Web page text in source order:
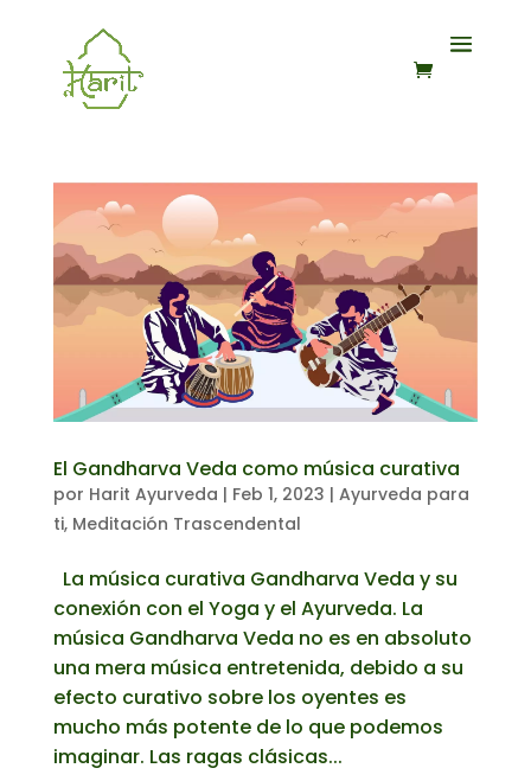
El Gandharva Veda como música curativa
por Harit Ayurveda | Feb 1, 2023 | Ayurveda para
ti, Meditación Trascendental
La música curativa Gandharva Veda y su
conexión con el Yoga y el Ayurveda. La
música Gandharva Veda no es en absoluto
una mera música entretenida, debido a su
efecto curativo sobre los oyentes es
mucho más potente de lo que podemos
imaginar. Las ragas clásicas...